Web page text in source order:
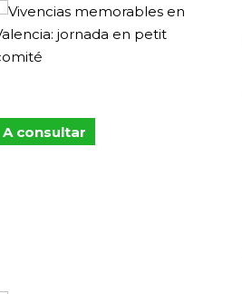
A consultar